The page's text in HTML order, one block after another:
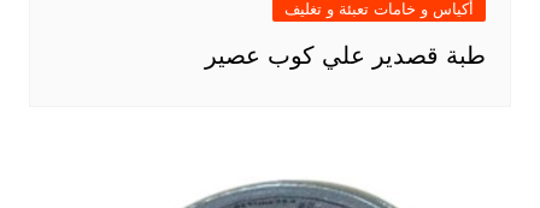
أكياس و خامات تعبئة و تغليف
طبة قصدير علي كوب عصير